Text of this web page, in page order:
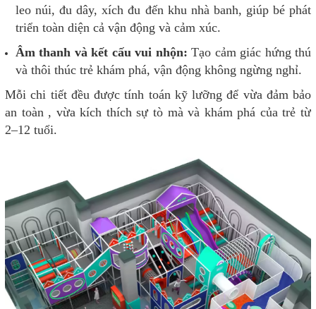
leo núi, đu dây, xích đu đến khu nhà banh, giúp bé phát
triển toàn diện cả vận động và cảm xúc.
Âm thanh và kết cấu vui nhộn: Tạo cảm giác hứng thú
và thôi thúc trẻ khám phá, vận động không ngừng nghỉ.
Mỗi chi tiết đều được tính toán kỹ lưỡng để vừa đảm bảo
an toàn , vừa kích thích sự tò mà và khám phá của trẻ từ
2–12 tuổi.